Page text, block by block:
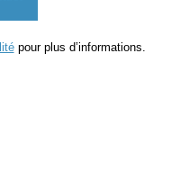
pour plus d’informations.